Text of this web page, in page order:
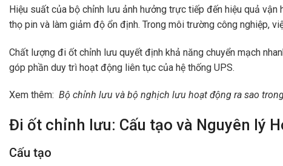
Hiệu suất của bộ chỉnh lưu ảnh hưởng trực tiếp đến hiệu quả
thọ pin và làm giảm độ ổn định. Trong môi trường công nghiệp,
Chất lượng đi ốt chỉnh lưu quyết định khả năng chuyển mạch
góp phần duy trì hoạt động liên tục của hệ thống UPS.
Xem thêm: Bộ chỉnh lưu và bộ nghịch lưu hoạt động ra sao
Đi ốt chỉnh lưu: Cấu tạo và Nguyên lý
Cấu tạo